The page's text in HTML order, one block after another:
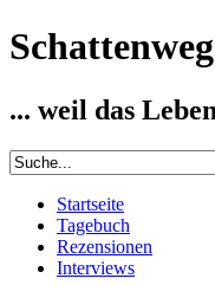
... weil das
Startseite
Tagebuch
Rezensionen
Interviews